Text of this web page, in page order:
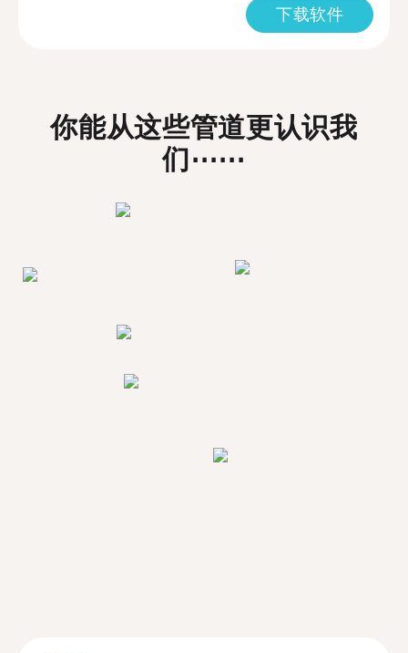
下载软件
你能从这些管道更认识我
们⋯⋯